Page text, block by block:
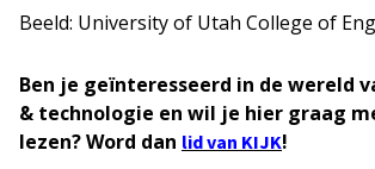
Beeld: University of Utah College of
Ben je geïnteresseerd in de wereld
& technologie en wil je hier graag
lezen? Word dan lid van KIJK!